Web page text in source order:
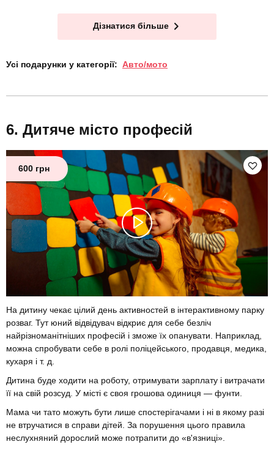
Дізнатися більше
Усі подарунки у категорії: Авто/мото
Дитяче місто професій
600 грн
На дитину чекає цілий день активностей в інтерактивному парку
розваг. Тут юний відвідувач відкриє для себе безліч
найрізноманітніших професій і зможе їх опанувати. Наприклад,
можна спробувати себе в ролі поліцейського, продавця, медика,
кухаря і т. д.
Дитина буде ходити на роботу, отримувати зарплату і витрачати
її на свій розсуд. У місті є своя грошова одиниця — фунти.
Мама чи тато можуть бути лише спостерігачами і ні в якому разі
не втручатися в справи дітей. За порушення цього правила
неслухняний дорослий може потрапити до «в'язниці».